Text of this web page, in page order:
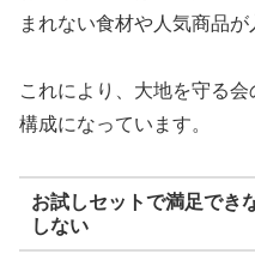
まれない食材や人気商品が
これにより、大地を守る
構成になっています。
お試しセットで満足でき
しない